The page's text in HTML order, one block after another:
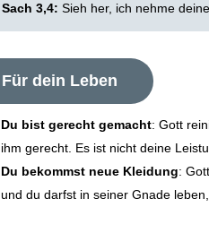
Sach 3,4: Sieh her, ich nehme
Für dein Leben
Du bist gerecht gemacht: Gott
ihm gerecht. Es ist nicht deine
Du bekommst neue Kleidung:
und du darfst in seiner Gnade